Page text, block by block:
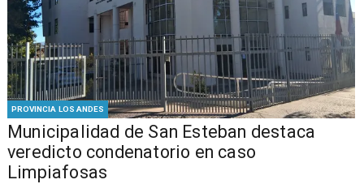
PROVINCIA LOS ANDES
Municipalidad de San Esteban destaca
veredicto condenatorio en caso
Limpiafosas